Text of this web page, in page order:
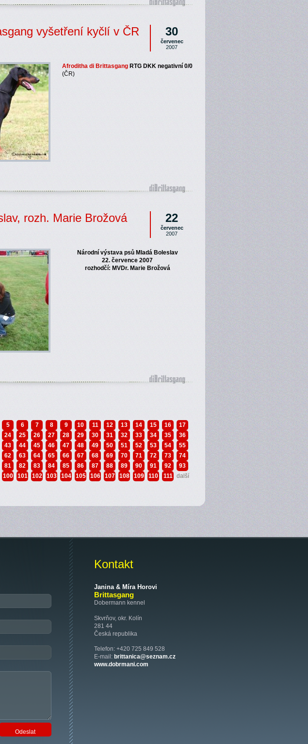
30
červenec
2007
vyšetření kyčlí v ČR
Afroditha di Brittasgang RTG DKK negativní 0/0
(ČR)
22
červenec
2007
rozh. Marie Brožová
Národní výstava psů Mladá Boleslav
22. července 2007
rozhodčí: MVDr. Marie Brožová
5 6 7 8 9 10 11 12 13 14 15 16
17
24 25 26 27 28 29 30 31 32 33 34 35
36
43 44 45 46 47 48 49 50 51 52 53 54
55
62 63 64 65 66 67 68 69 70 71 72 73
74
81 82 83 84 85 86 87 88 89 90 91 92
93
100 101 102 103 104 105 106 107 108 109 110 111 další
Kontakt
Janina & Míra Horovi
Brittasgang
Dobermann kennel
Skvrňov, okr. Kolín
281 44
Česká republika
Telefon: +420 725 849 528
E-mail: brittanica@seznam.cz
www.dobrmani.com